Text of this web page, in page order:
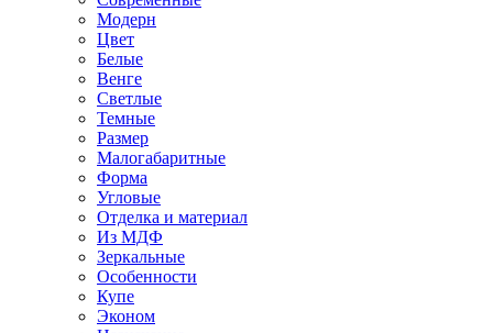
Модерн
Цвет
Белые
Венге
Светлые
Темные
Размер
Малогабаритные
Форма
Угловые
Отделка и материал
Из МДФ
Зеркальные
Особенности
Купе
Эконом